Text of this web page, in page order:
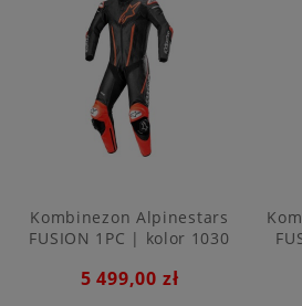
Kombinezon Alpinestars
FUSION 1PC | kolor 1030
5 499,00 zł